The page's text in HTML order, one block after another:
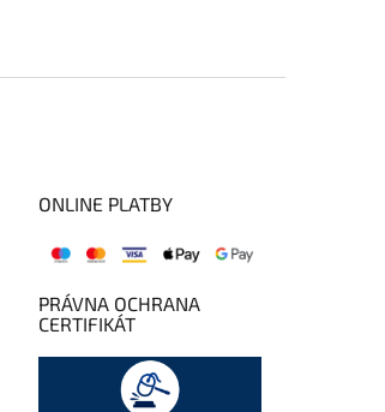
ONLINE PLATBY
PRÁVNA OCHRANA
CERTIFIKÁT